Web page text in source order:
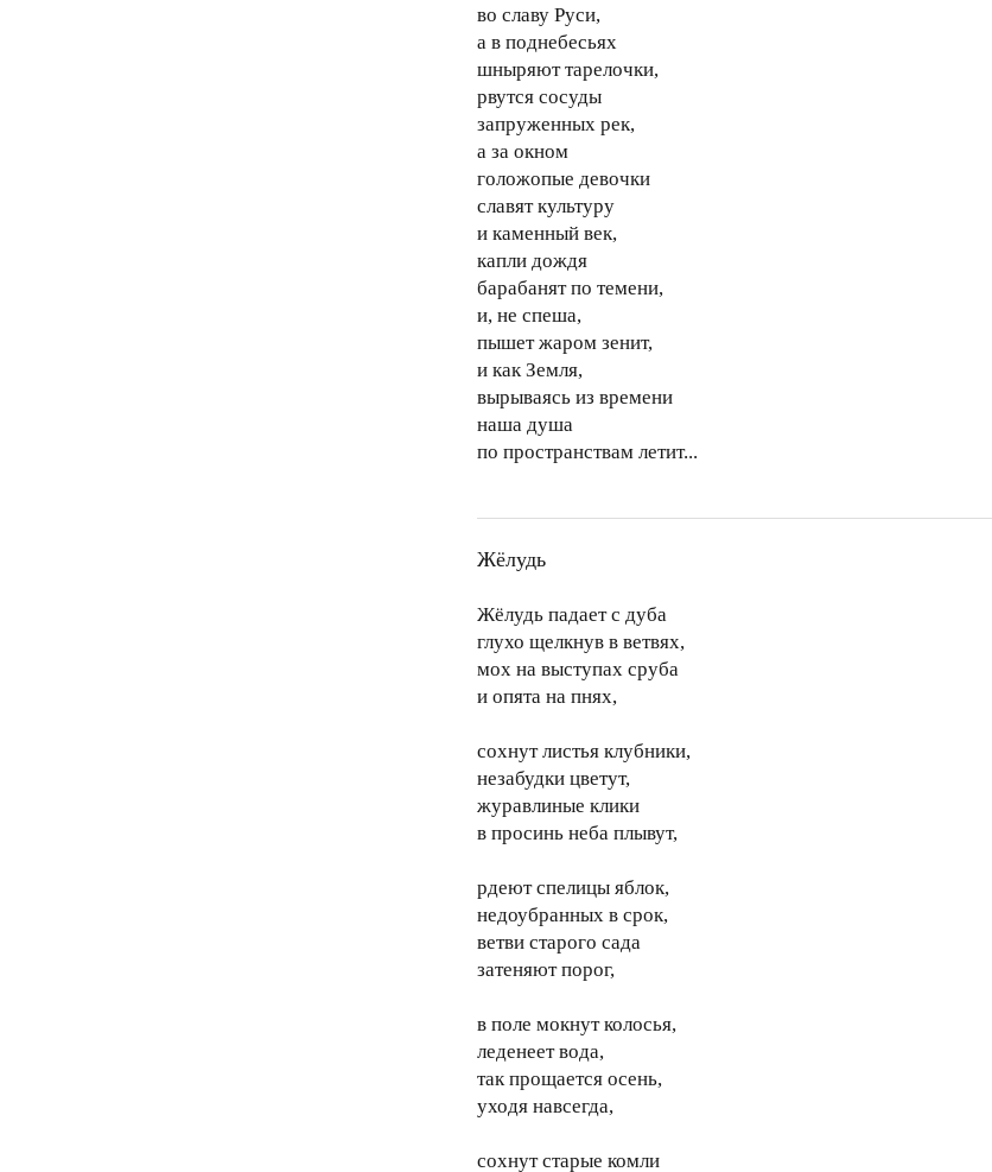
во славу Руси,
а в поднебесьях
шныряют тарелочки,
рвутся сосуды
запруженных рек,
а за окном
голожопые девочки
славят культуру
и каменный век,
капли дождя
барабанят по темени,
и, не спеша,
пышет жаром зенит,
и как Земля,
вырываясь из времени
наша душа
по пространствам летит...
Жёлудь
Жёлудь падает с дуба
глухо щелкнув в ветвях,
мох на выступах сруба
и опята на пнях,
сохнут листья клубники,
незабудки цветут,
журавлиные клики
в просинь неба плывут,
рдеют спелицы яблок,
недоубранных в срок,
ветви старого сада
затеняют порог,
в поле мокнут колосья,
леденеет вода,
так прощается осень,
уходя навсегда,
сохнут старые комли